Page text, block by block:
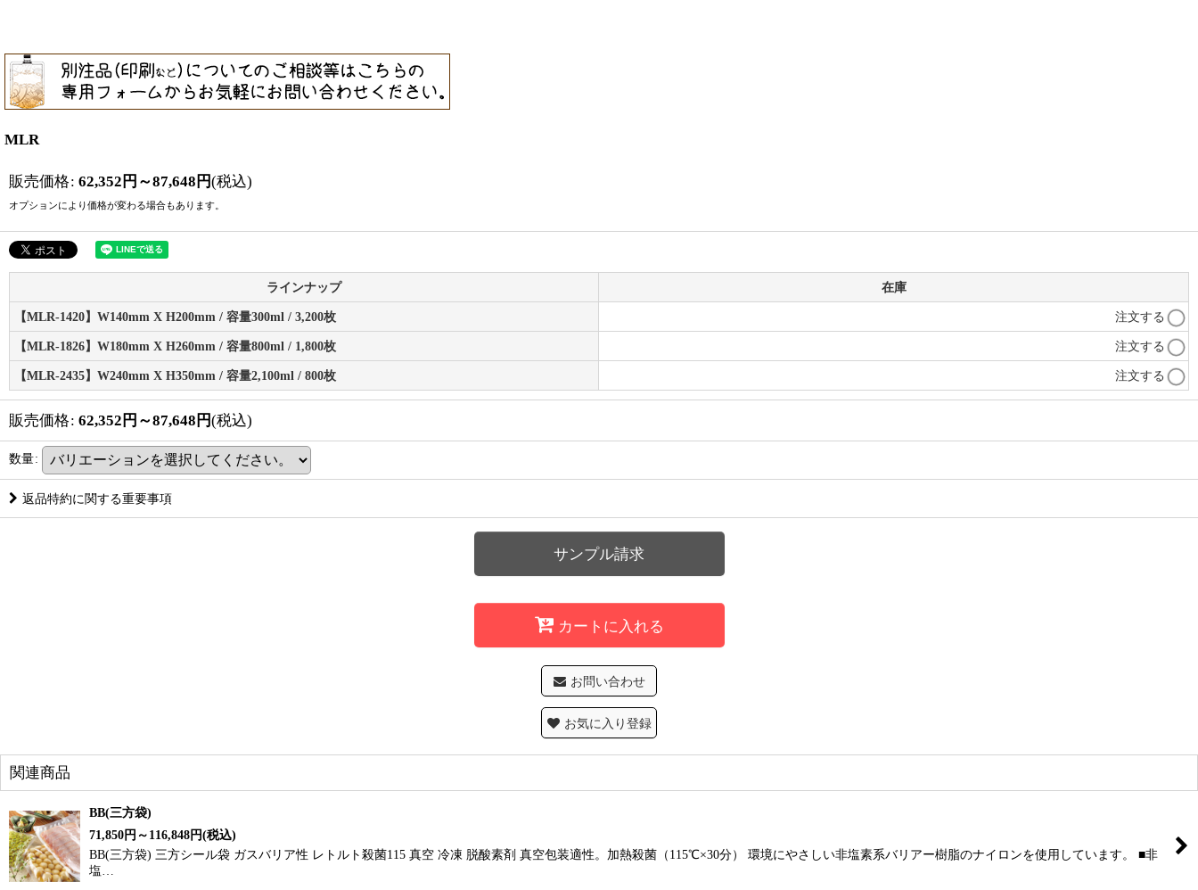
MLR
販売価格: 62,352 円 ～87,648 円(税込)
オプションにより価格が変わる場合もあります。
ラインナップ 在庫
【MLR-1420】W140mm X H200mm / 容量300ml / 3,200枚 注文する
【MLR-1826】W180mm X H260mm / 容量800ml / 1,800枚 注文する
【MLR-2435】W240mm X H350mm / 容量2,100ml / 800枚 注文する
販売価格: 62,352 円 ～87,648 円(税込)
数量:
返品特約に関する重要事項
サンプル請求
カートに入れる
お問い合わせ
お気に入り登録
関連商品
BB(三方袋)
71,850円 ～116,848円(税込)
BB(三方袋) 三方シール袋 ガスバリア性 レトルト殺菌115 真空 冷凍 脱酸素剤 真空包装適性。加熱殺菌（115℃×30分） 環境にやさしい非塩素系バリアー樹脂のナイロンを使用しています。 ■非
塩…